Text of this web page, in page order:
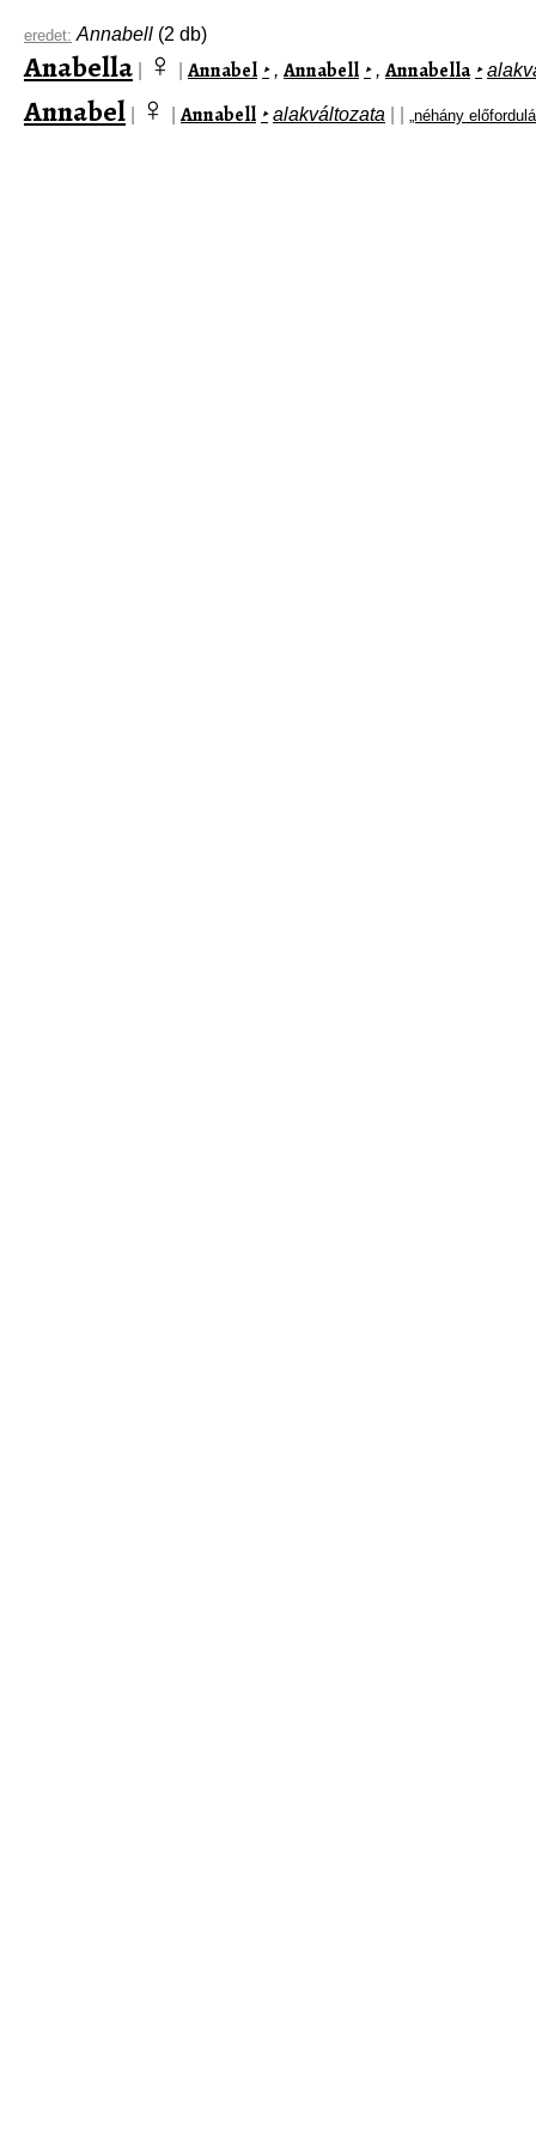
eredet: Annabell (2 db)
Anabella ♀ Annabel ‣ , Annabell ‣ , Annabella ‣
Annabel ♀ Annabell ‣ alakváltozata „néhány